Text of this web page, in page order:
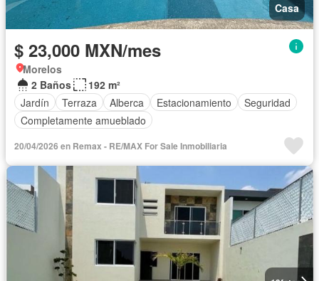
Casa
$ 23,000 MXN/mes
Morelos
2 Baños
192 m²
Jardín
Terraza Alberca Estacionamiento
Seguridad
Completamente amueblado
20/04/2026 en Remax - RE/MAX For Sale Inmobiliaria